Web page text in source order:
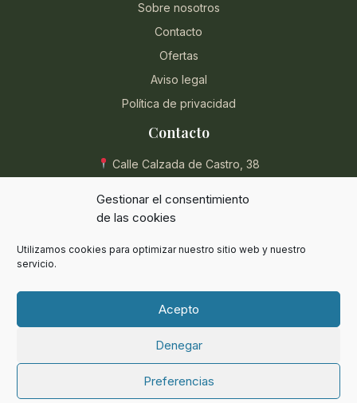
Gestionar el consentimiento
de las cookies
Utilizamos cookies para optimizar nuestro sitio web y nuestro
servicio.
Acepto
Denegar
Preferencias
Sobre nosotros
Contacto
Ofertas
Aviso legal
Política de privacidad
Contacto
Calle Calzada de Castro, 38
950 854 715
Sábados: 9:00 - 13:30
© 2024 Herbolario Entreplantas. Todos los derechos reservados.